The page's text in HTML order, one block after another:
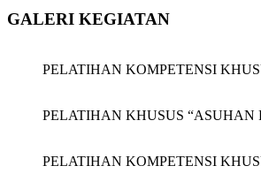
GALERI KEGIATAN
PELATIHAN KOMPETENSI
PELATIHAN KHUSUS “ASUHAN
PELATIHAN KOMPETENSI